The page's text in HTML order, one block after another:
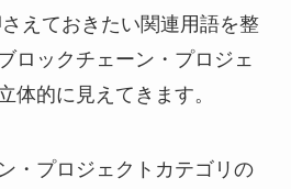
えておきたい関連用語を整
ロックチェーン・プロジェ
体的に見えてきます。
・プロジェクトカテゴリの